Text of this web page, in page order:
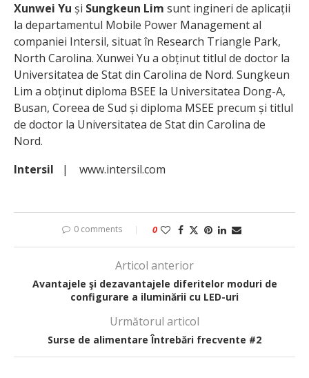
Xunwei Yu și Sungkeun Lim sunt ingineri de aplicații
la departamentul Mobile Power Management al
companiei Intersil, situat în Research Triangle Park,
North Carolina. Xunwei Yu a obținut titlul de doctor la
Universitatea de Stat din Carolina de Nord. Sungkeun
Lim a obținut diploma BSEE la Universitatea Dong-A,
Busan, Coreea de Sud și diploma MSEE precum și titlul
de doctor la Universitatea de Stat din Carolina de
Nord.
Intersil
| www.intersil.com
0 comments 0
Articol anterior
Avantajele şi dezavantajele diferitelor moduri de
configurare a iluminării cu LED-uri
Următorul articol
Surse de alimentare Întrebări frecvente #2